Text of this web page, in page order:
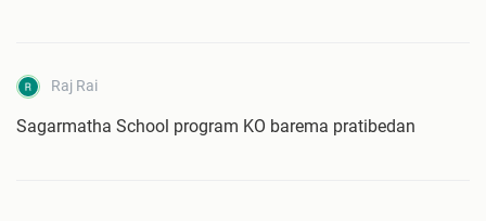
Raj Rai
Sagarmatha School program KO barema pratibedan